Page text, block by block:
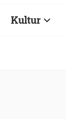
Kultur